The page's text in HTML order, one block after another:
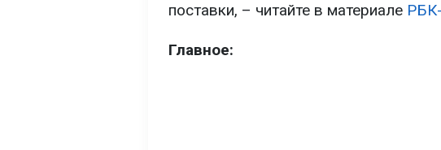
поставки, – читайте в материале
Главное: